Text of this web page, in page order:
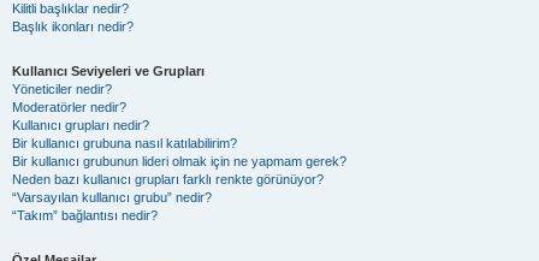
Kilitli başlıklar nedir?
Başlık ikonları nedir?
Kullanıcı Seviyeleri ve Grupları
Yöneticiler nedir?
Moderatörler nedir?
Kullanıcı grupları nedir?
Bir kullanıcı grubuna nasıl katılabilirim?
Bir kullanıcı grubunun lideri olmak için ne yapmam gerek?
Neden bazı kullanıcı grupları farklı renkte görünüyor?
“Varsayılan kullanıcı grubu” nedir?
“Takım” bağlantısı nedir?